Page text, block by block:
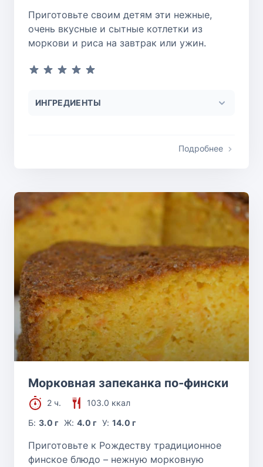
Приготовьте своим детям эти нежные,
очень вкусные и сытные котлетки из
моркови и риса на завтрак или ужин.
ИНГРЕДИЕНТЫ
Подробнее
Морковная запеканка по-фински
2 ч.
103.0 ккал
Б:3.0 г Ж: 4.0 г У: 14.0 г
Приготовьте к Рождеству традиционное
финское блюдо – нежную морковную